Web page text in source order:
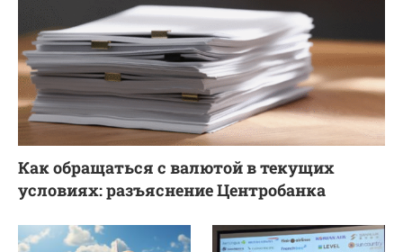
Как обращаться с валютой в текущих
условиях: разъяснение Центробанка